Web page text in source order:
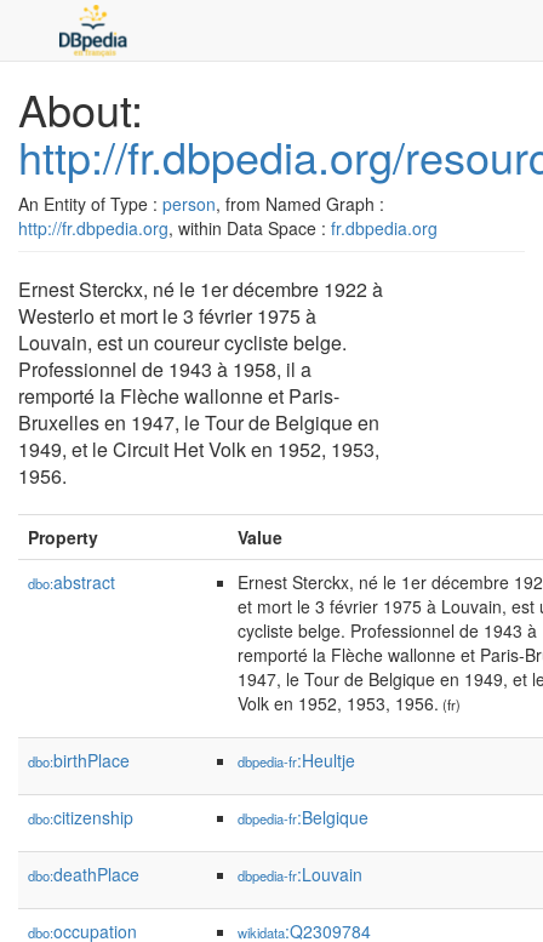
About:
http://fr.dbpedia.org/
An Entity of Type : person, from Named Graph :
http://fr.dbpedia.org, within Data Space : fr.dbpedia.org
Ernest Sterckx, né le 1er décembre 1922 à
Westerlo et mort le 3 février 1975 à
Louvain, est un coureur cycliste belge.
Professionnel de 1943 à 1958, il a
remporté la Flèche wallonne et Paris-
Bruxelles en 1947, le Tour de Belgique en
1949, et le Circuit Het Volk en 1952, 1953,
1956.
Property Value
dbo:abstract
Ernest Sterckx, né le 1er décembre
et mort le 3 février 1975 à Louvain, est
cycliste belge. Professionnel de 1943 à
remporté la Flèche wallonne et Paris-
1947, le Tour de Belgique en 1949, et
Volk en 1952, 1953, 1956. (fr)
dbo:birthPlace dbpedia-fr:Heultje
dbo:citizenship dbpedia-fr:Belgique
dbo:deathPlace dbpedia-fr:Louvain
dbo:occupation wikidata:Q2309784